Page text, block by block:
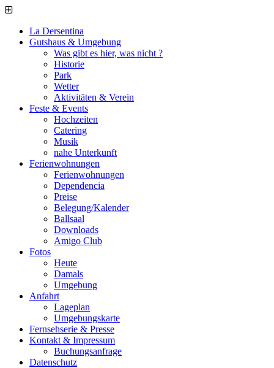
La Dersentina
Gutshaus & Umgebung
Was gibt es hier, was nicht ?
Historie
Park
Wetter
Aktivitäten & Verein
Feste & Events
Hochzeiten
Catering
Musik
nahe Unterkunft
Ferienwohnungen
Ferienwohnungen
Dependencia
Preise
Belegung/Kalender
Ballsaal
Downloads
Amigo Club
Fotos
Heute
Damals
Umgebung
Anfahrt
Lageplan
Umgebungskarte
Fernsehserie & Presse
Kontakt & Impressum
Buchungsanfrage
Datenschutz